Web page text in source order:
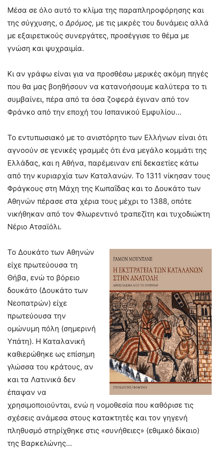
Μέσα σε όλο αυτό το κλίμα της παραπληροφόρησης και
της σύγχυσης, ο Δρόμος, με τις μικρές του δυνάμεις αλλά
με εξαιρετικούς συνεργάτες, προσέγγισε το θέμα με
γνώση και ψυχραιμία.
Κι αν γράφω είναι για να προσθέσω μερικές ακόμη πηγές
που θα μας βοηθήσουν να κατανοήσουμε καλύτερα το τι
συμβαίνει, πέρα από τα όσα ζοφερά έγιναν από τον
Φράνκο από την εποχή του Ισπανικού Εμφυλίου…
Το εντυπωσιακό με το ανιστόρητο των Ελλήνων είναι ότι
αγνοούν σε γενικές γραμμές ότι ένα μεγάλο κομμάτι της
Ελλάδας, και η Αθήνα, παρέμειναν επί δεκαετίες κάτω
από την κυριαρχία των Καταλανών. Το 1311 νίκησαν τους
Φράγκους στη Μάχη της Κωπαΐδας και το Δουκάτο των
Αθηνών πέρασε στα χέρια τους μέχρι το 1388, οπότε
νικήθηκαν από τον Φλωρεντινό τραπεζίτη και τυχοδιώκτη
Νέριο Ατσαϊόλι.
Το Δουκάτο των Αθηνών
είχε πρωτεύουσα τη
Θήβα, ενώ το βόρειο
δουκάτο (Δουκάτο των
Νεοπατρών) είχε
πρωτεύουσα την
ομώνυμη πόλη (σημερινή
Υπάτη). Η Καταλανική
καθιερώθηκε ως επίσημη
γλώσσα του κράτους, αν
και τα Λατινικά δεν
έπαψαν να
χρησιμοποιούνται, ενώ η νομοθεσία που καθόρισε τις
σχέσεις ανάμεσα στους κατακτητές και τον γηγενή
πληθυσμό στηρίχθηκε στις «συνήθειες» (εθιμικό δίκαιο)
της Βαρκελώνης…